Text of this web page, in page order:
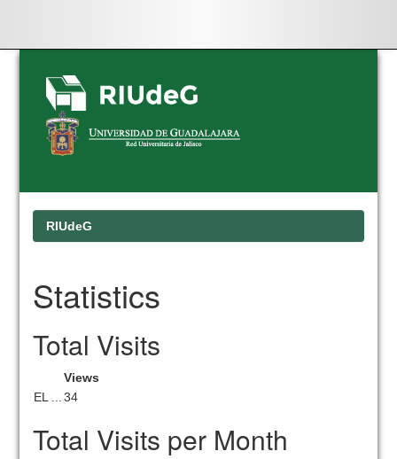
Skip
navigation
RIUdeG
Statistics
Total Visits
Views
EL ...
34
Total Visits per Month